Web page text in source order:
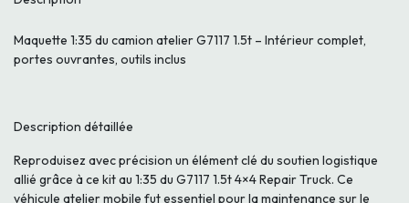
Maquette 1:35 du camion atelier G7117 1.5t – Intérieur complet,
portes ouvrantes, outils inclus
Description détaillée
Reproduisez avec précision un élément clé du soutien logistique
allié grâce à ce kit au 1:35 du G7117 1.5t 4×4 Repair Truck. Ce
véhicule atelier mobile fut essentiel pour la maintenance sur le